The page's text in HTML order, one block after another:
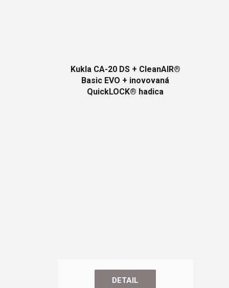
Kukla CA-20 DS + CleanAIR®
Basic EVO + inovovaná
QuickLOCK® hadica
DETAIL